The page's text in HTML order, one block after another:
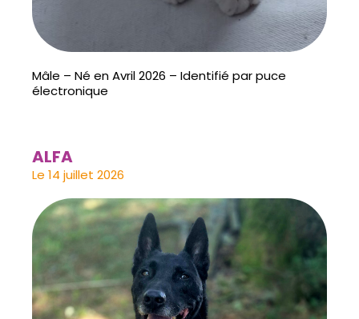
Mâle – Né en Avril 2026 – Identifié par puce
électronique
ALFA
Le 14 juillet 2026